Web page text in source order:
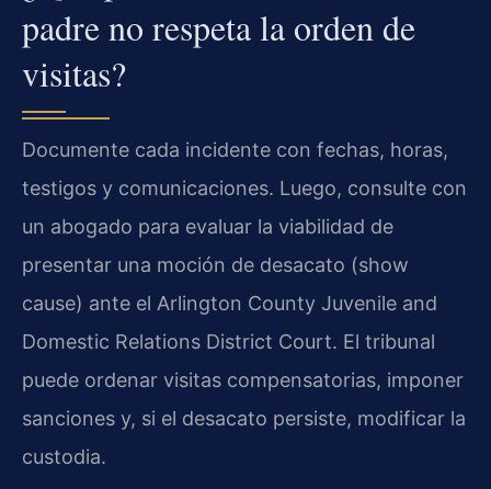
padre no respeta la orden de
visitas?
Documente cada incidente con fechas, horas,
testigos y comunicaciones. Luego, consulte con
un abogado para evaluar la viabilidad de
presentar una moción de desacato (show
cause) ante el Arlington County Juvenile and
Domestic Relations District Court. El tribunal
puede ordenar visitas compensatorias, imponer
sanciones y, si el desacato persiste, modificar la
custodia.